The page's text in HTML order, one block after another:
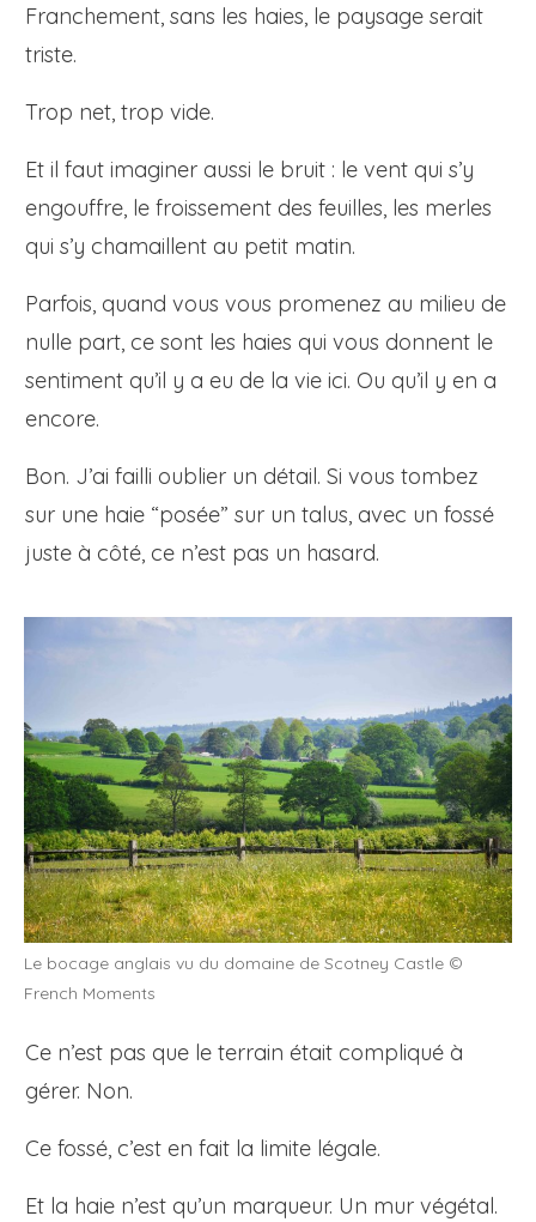
Franchement, sans les haies, le paysage serait
triste.
Trop net, trop vide.
Et il faut imaginer aussi le bruit : le vent qui s’y
engouffre, le froissement des feuilles, les merles
qui s’y chamaillent au petit matin.
Parfois, quand vous vous promenez au milieu de
nulle part, ce sont les haies qui vous donnent le
sentiment qu’il y a eu de la vie ici. Ou qu’il y en a
encore.
Bon. J’ai failli oublier un détail. Si vous tombez
sur une haie “posée” sur un talus, avec un fossé
juste à côté, ce n’est pas un hasard.
Le bocage anglais vu du domaine de Scotney Castle ©
French Moments
Ce n’est pas que le terrain était compliqué à
gérer. Non.
Ce fossé, c’est en fait la limite légale.
Et la haie n’est qu’un marqueur. Un mur végétal.